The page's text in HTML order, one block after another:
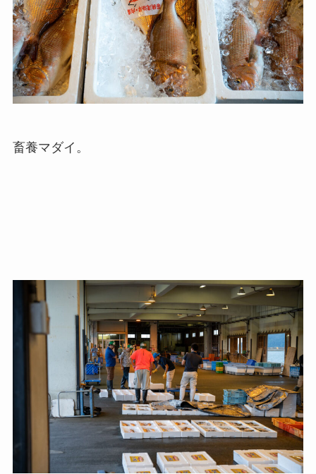
畜養マダイ。